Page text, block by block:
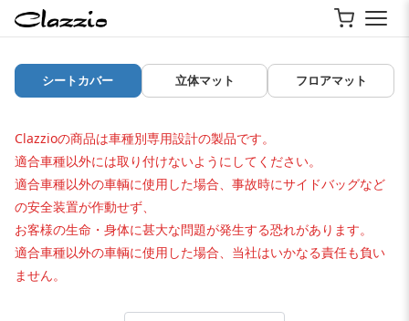
シートカバー 立体マット フロアマット
Clazzioの商品は車種別専用設計の製品です。
適合車種以外には取り付けないようにしてください。
適合車種以外の車輌に使用した場合、事故時にサイドバッグなど
の安全装置が作動せず、
お客様の生命・身体に甚大な問題が発生する恐れがあります。
適合車種以外の車輌に使用した場合、当社はいかなる責任も負い
ません。